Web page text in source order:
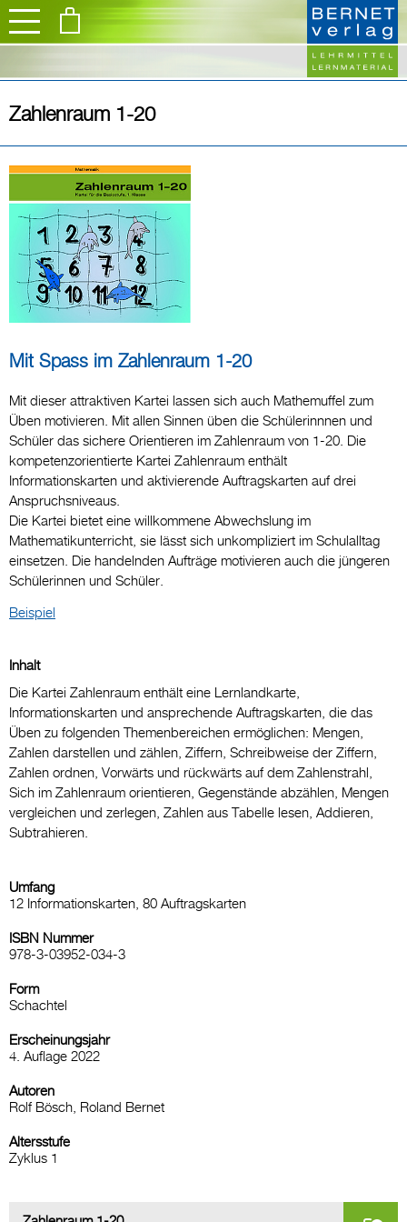
Zahlenraum 1-20
Mit Spass im Zahlenraum 1-20
Mit dieser attraktiven Kartei lassen sich auch Mathemuffel zum
Üben motivieren. Mit allen Sinnen üben die Schülerinnnen und
Schüler das sichere Orientieren im Zahlenraum von 1-20. Die
kompetenzorientierte Kartei Zahlenraum enthält
Informationskarten und aktivierende Auftragskarten auf drei
Anspruchsniveaus.
Die Kartei bietet eine willkommene Abwechslung im
Mathematikunterricht, sie lässt sich unkompliziert im Schulalltag
einsetzen. Die handelnden Aufträge motivieren auch die jüngeren
Schülerinnen und Schüler.
Beispiel
Inhalt
Die Kartei Zahlenraum enthält eine Lernlandkarte,
Informationskarten und ansprechende Auftragskarten, die das
Üben zu folgenden Themenbereichen ermöglichen: Mengen,
Zahlen darstellen und zählen, Ziffern, Schreibweise der Ziffern,
Zahlen ordnen, Vorwärts und rückwärts auf dem Zahlenstrahl,
Sich im Zahlenraum orientieren, Gegenstände abzählen, Mengen
vergleichen und zerlegen, Zahlen aus Tabelle lesen, Addieren,
Subtrahieren.
Umfang
12 Informationskarten, 80 Auftragskarten
ISBN Nummer
978-3-03952-034-3
Form
Schachtel
Erscheinungsjahr
4. Auflage 2022
Autoren
Rolf Bösch, Roland Bernet
Altersstufe
Zyklus 1